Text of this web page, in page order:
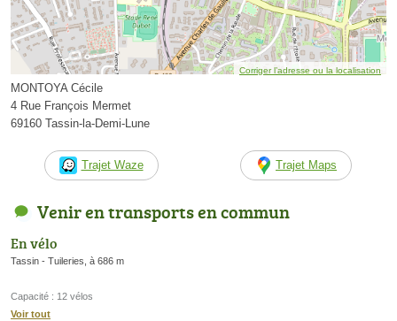
Corriger l’adresse ou la localisation
MONTOYA Cécile
4 Rue François Mermet
69160 Tassin-la-Demi-Lune
Trajet Waze Trajet Maps
Venir en transports en commun
En vélo
Tassin - Tuileries, à 686 m
Capacité : 12 vélos
Voir tout